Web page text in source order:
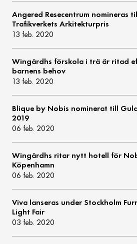
Angered Resecentrum nomineras
Trafikverkets Arkitekturpris
13 feb. 2020
Wingårdhs förskola i trä är ritad
barnens behov
13 feb. 2020
Blique by Nobis nominerat till
2019
06 feb. 2020
Wingårdhs ritar nytt hotell för
Köpenhamn
06 feb. 2020
Viva lanseras under Stockholm
Light Fair
03 feb. 2020